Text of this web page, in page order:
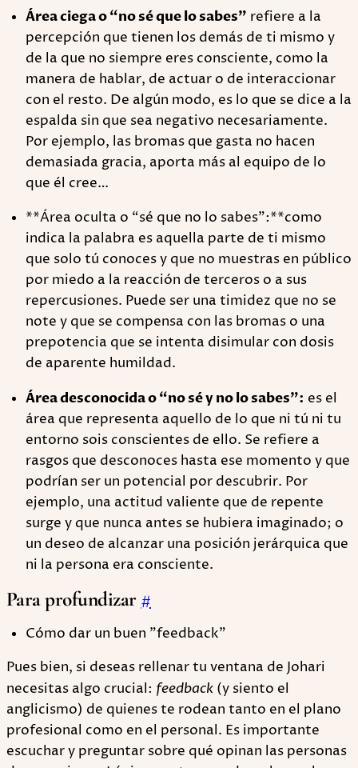
Área ciega o “no sé que lo sabes” refiere a la
percepción que tienen los demás de ti mismo y
de la que no siempre eres consciente, como la
manera de hablar, de actuar o de interaccionar
con el resto. De algún modo, es lo que se dice a la
espalda sin que sea negativo necesariamente.
Por ejemplo, las bromas que gasta no hacen
demasiada gracia, aporta más al equipo de lo
que él cree…
**Área oculta o “sé que no lo sabes”:**como
indica la palabra es aquella parte de ti mismo
que solo tú conoces y que no muestras en público
por miedo a la reacción de terceros o a sus
repercusiones. Puede ser una timidez que no se
note y que se compensa con las bromas o una
prepotencia que se intenta disimular con dosis
de aparente humildad.
Área desconocida o “no sé y no lo sabes”: es el
área que representa aquello de lo que ni tú ni tu
entorno sois conscientes de ello. Se refiere a
rasgos que desconoces hasta ese momento y que
podrían ser un potencial por descubrir. Por
ejemplo, una actitud valiente que de repente
surge y que nunca antes se hubiera imaginado; o
un deseo de alcanzar una posición jerárquica que
ni la persona era consciente.
Para profundizar #
Cómo dar un buen "feedback"
Pues bien, si deseas rellenar tu ventana de Johari
necesitas algo crucial: feedback (y siento el
anglicismo) de quienes te rodean tanto en el plano
profesional como en el personal. Es importante
escuchar y preguntar sobre qué opinan las personas